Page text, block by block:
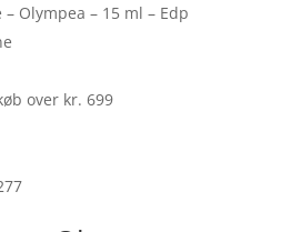
Olympea – 15 ml – Edp
over kr. 699